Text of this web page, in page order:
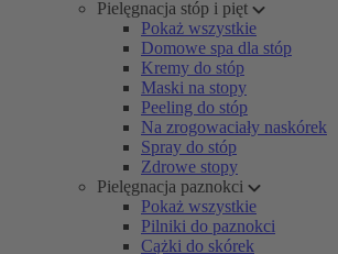
Pielęgnacja stóp i pięt
Pokaż wszystkie
Domowe spa dla stóp
Kremy do stóp
Maski na stopy
Peeling do stóp
Na zrogowaciały naskórek
Spray do stóp
Zdrowe stopy
Pielęgnacja paznokci
Pokaż wszystkie
Pilniki do paznokci
Cążki do skórek